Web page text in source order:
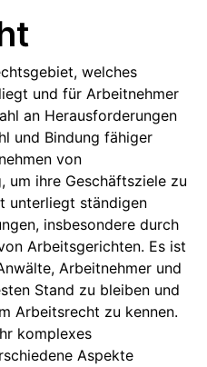
welches
und für Arbeitnehmer
an Herausforderungen
und Bindung fähiger
von
um ihre Geschäftsziele zu
unterliegt ständigen
insbesondere durch
Arbeitsgerichten. Es ist
Arbeitnehmer und
Stand zu bleiben und
Arbeitsrecht zu kennen.
komplexes
Aspekte